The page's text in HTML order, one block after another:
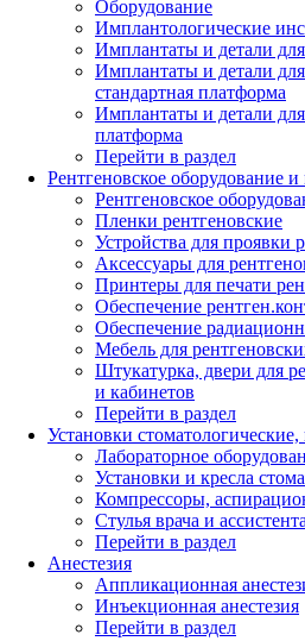
Оборудование
Имплантологические
Имплантаты и детали
Имплантаты и детали
стандартная платформа
Имплантаты и детали
платформа
Перейти в раздел
Рентгеновское оборудование
Рентгеновское
Пленки рентгеновские
Устройства для проявки
Аксессуары для
Принтеры для печати
Обеспечение
Обеспечение
Мебель для
Штукатурка, двери для
и кабинетов
Перейти в раздел
Установки
Лабораторное
Установки и кресла
Компрессоры,
Стулья врача и ассистента
Перейти в раздел
Анестезия
Аппликационная
Инъекционная анестезия
Перейти в раздел